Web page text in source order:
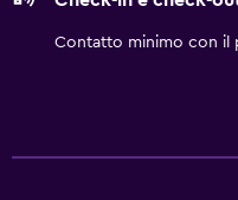
pulizie vengono eseguite
servizi ricreativi di un
Contatto minimo con il